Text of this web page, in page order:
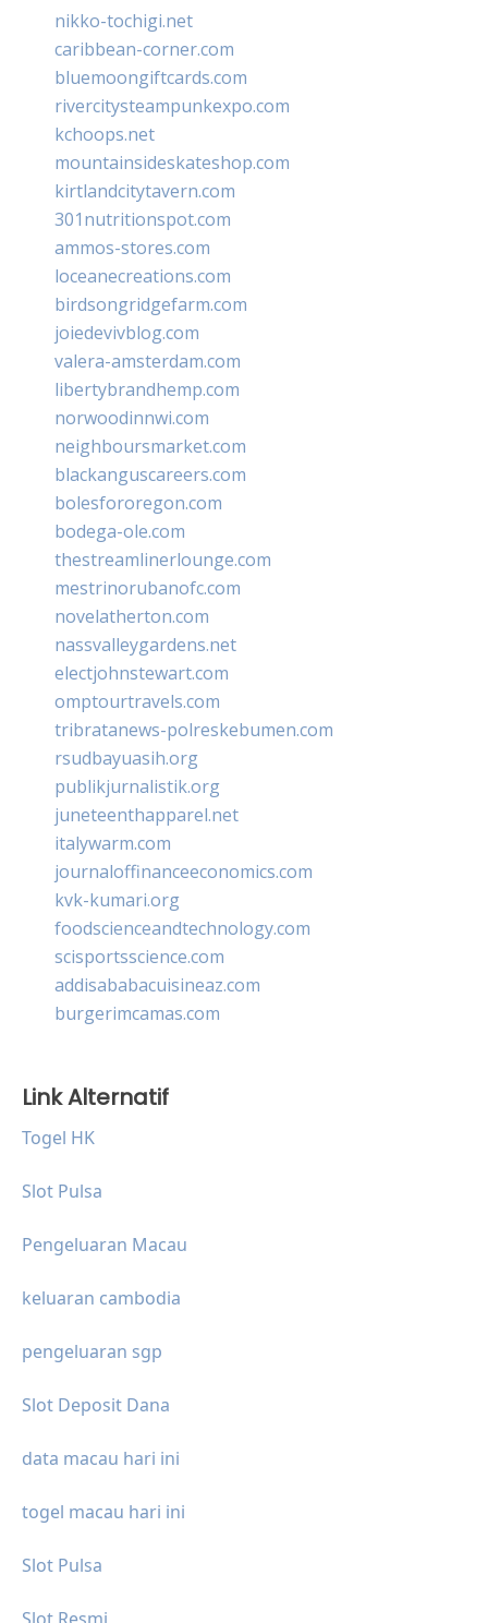
nikko-tochigi.net
caribbean-corner.com
bluemoongiftcards.com
rivercitysteampunkexpo.com
kchoops.net
mountainsideskateshop.com
kirtlandcitytavern.com
301nutritionspot.com
ammos-stores.com
loceanecreations.com
birdsongridgefarm.com
joiedevivblog.com
valera-amsterdam.com
libertybrandhemp.com
norwoodinnwi.com
neighboursmarket.com
blackanguscareers.com
bolesfororegon.com
bodega-ole.com
thestreamlinerlounge.com
mestrinorubanofc.com
novelatherton.com
nassvalleygardens.net
electjohnstewart.com
omptourtravels.com
tribratanews-polreskebumen.com
rsudbayuasih.org
publikjurnalistik.org
juneteenthapparel.net
italywarm.com
journaloffinanceeconomics.com
kvk-kumari.org
foodscienceandtechnology.com
scisportsscience.com
addisababacuisineaz.com
burgerimcamas.com
Link Alternatif
Togel HK
Slot Pulsa
Pengeluaran Macau
keluaran cambodia
pengeluaran sgp
Slot Deposit Dana
data macau hari ini
togel macau hari ini
Slot Pulsa